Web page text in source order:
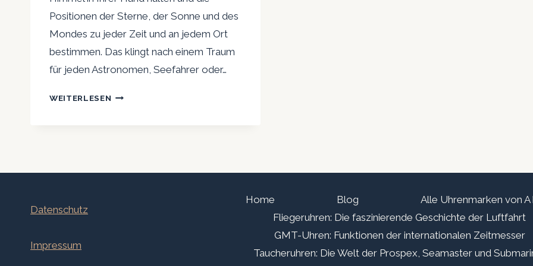
Positionen der Sterne, der Sonne und des
Mondes zu jeder Zeit und an jedem Ort
bestimmen. Das klingt nach einem Traum
für jeden Astronomen, Seefahrer oder…
WEITERLESEN ANTIKE
Datenschutz
Impressum
Home Blog
Alle Uhrenmarken von A
Fliegeruhren: Die faszinierende Geschichte der Luftfahrt
GMT-Uhren: Funktionen der internationalen Zeitmesser
Taucheruhren: Die Welt der Prospex, Seamaster und